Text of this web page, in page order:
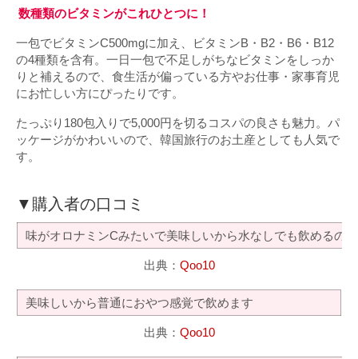
数種類のビタミンがこれひとつに！
一包でビタミンC500mgに加え、ビタミンB・B2・B6・B12
の4種類を含有。一日一包で不足しがちなビタミンをしっか
りと補えるので、食生活が偏っている方やお仕事・家事育児
にお忙しい方にぴったりです。
たっぷり180包入りで5,000円を切るコスパの良さも魅力。パ
ッケージがかわいいので、韓国旅行のお土産としても人気で
す。
▼購入者の口コミ
味がオロナミンCみたいで美味しいから水なしでも飲めるの
出典： Qoo10
美味しいから普通におやつ感覚で飲めます
出典： Qoo10